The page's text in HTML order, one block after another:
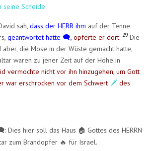
Scheide.
sah,dass der HERR ihm auf der Tenne
geantwortet hatte 🗨️, opferte er dort. 29 Die
aber, die Mose in der Wüste gemacht hatte,
waren zu jener Zeit auf der Höhe in
vermochte nicht vor ihn hinzugehen, um Gott
war erschrocken vor dem Schwert 🗡️des
Dies hier soll das Haus 🏠 ​Gottes des HERRN
zum Brandopfer 🔥 für Israel.